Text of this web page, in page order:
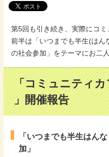
第5回も引き続き、実際にコ
前半は「いつまでも半生(はん
の社会参加」をテーマにお二
「コミュニティカ
」開催報告
「いつまでも半生はん
加」